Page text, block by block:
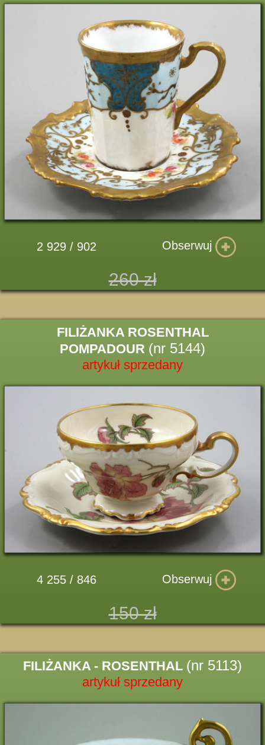
2 929 / 902 Obserwuj
260 zł
FILIŻANKA ROSENTHAL
POMPADOUR (nr 5144)
artykuł sprzedany
4 255 / 846 Obserwuj
150 zł
FILIŻANKA - ROSENTHAL (nr 5113)
artykuł sprzedany